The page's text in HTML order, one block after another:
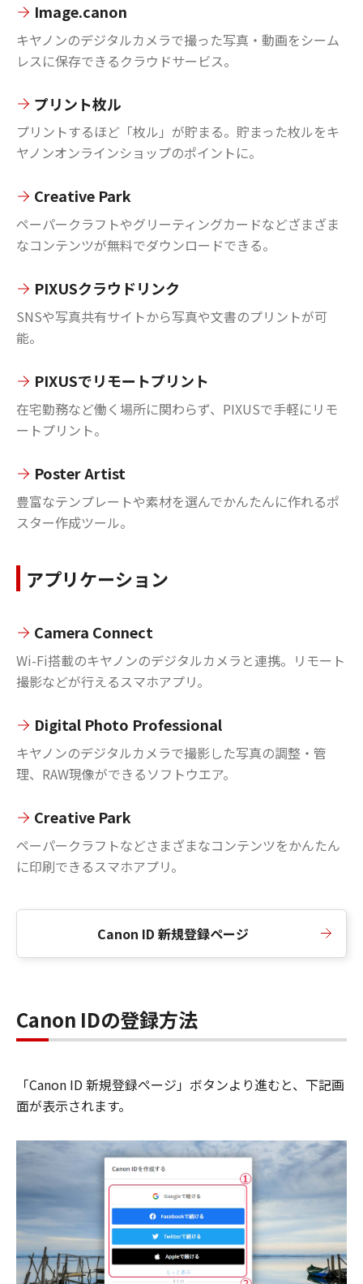
Image.canon
キヤノンのデジタルカメラで撮った写真・動画をシーム
レスに保存できるクラウドサービス。
プリント枚ル
プリントするほど「枚ル」が貯まる。貯まった枚ルをキ
ヤノンオンラインショップのポイントに。
Creative Park
ペーパークラフトやグリーティングカードなどざまざま
なコンテンツが無料でダウンロードできる。
PIXUSクラウドリンク
SNSや写真共有サイトから写真や文書のプリントが可
能。
PIXUSでリモートプリント
在宅勤務など働く場所に関わらず、PIXUSで手軽にリモ
ートプリント。
Poster Artist
豊富なテンプレートや素材を選んでかんたんに作れるポ
スター作成ツール。
アプリケーション
Camera Connect
Wi-Fi搭載のキヤノンのデジタルカメラと連携。リモート
撮影などが行えるスマホアプリ。
Digital Photo Professional
キヤノンのデジタルカメラで撮影した写真の調整・管
理、RAW現像ができるソフトウエア。
Creative Park
ペーパークラフトなどさまざまなコンテンツをかんたん
に印刷できるスマホアプリ。
Canon ID 新規登録ページ
Canon IDの登録方法
「Canon ID 新規登録ページ」ボタンより進むと、下記画
面が表示されます。